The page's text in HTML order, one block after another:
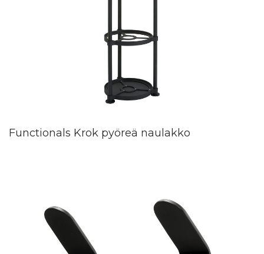
Functionals Krok pyöreä naulakko